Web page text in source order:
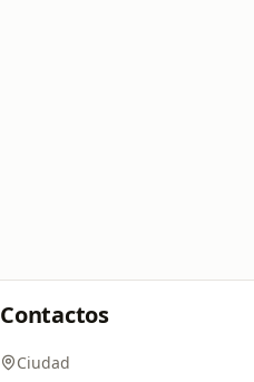
Contactos
Ciudad